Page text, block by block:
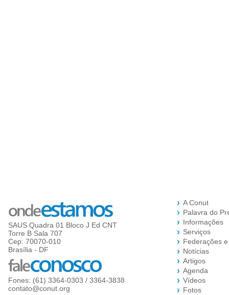
SAUS Quadra 01 Bloco J Ed CNT
Torre B Sala 707
Cep: 70070-010
Brasília - DF
Fones: (61) 3364-0303 / 3364-3838
contato@conut.org
A Conut
Palavra do
Informações
Serviços
Federações
Notícias
Artigos
Agenda
Vídeos
Fotos